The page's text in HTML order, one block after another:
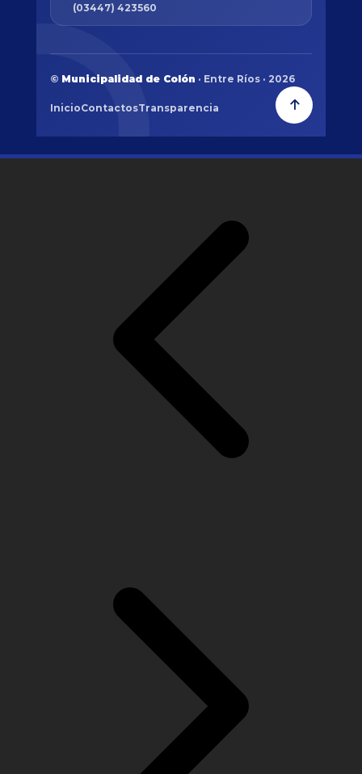
(03447) 423560
© Municipalidad de Colón · Entre Ríos · 2026
InicioContactosTransparencia